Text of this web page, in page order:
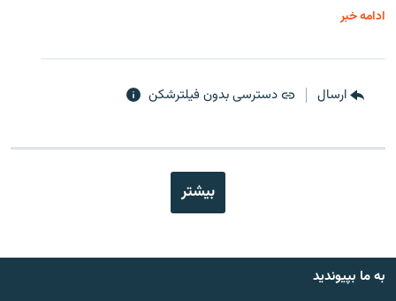
ادامه خبر
ارسال دسترسی بدون فیلترشکن
بیشتر
به ما بپیوندید